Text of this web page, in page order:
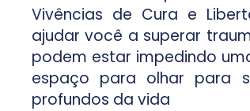
Vivências de Cura e
ajudar você a superar
podem estar impedindo
espaço para olhar para
profundos da vida